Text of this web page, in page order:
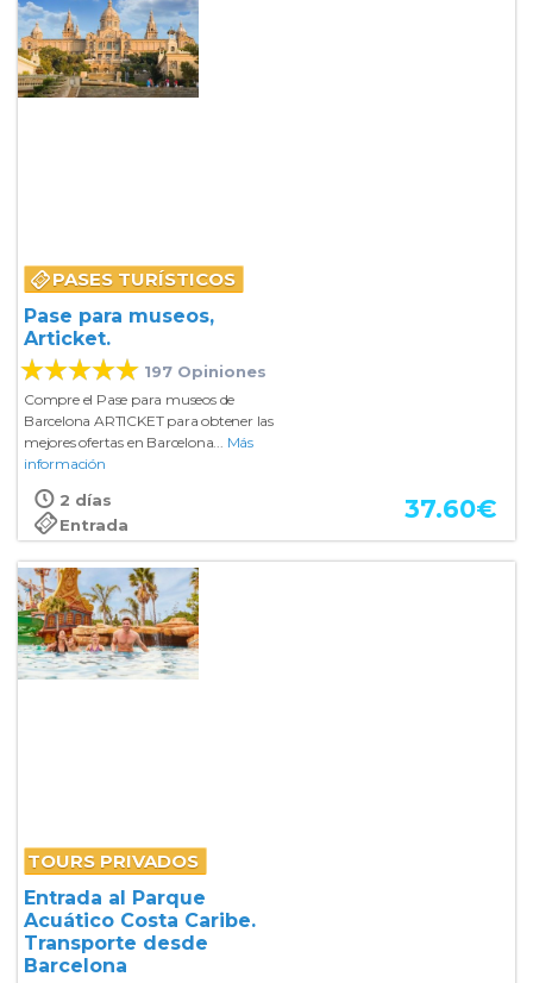
PASES TURÍSTICOS
Pase para museos,
Articket.
197 Opiniones
Compre el Pase para museos de
Barcelona ARTICKET para obtener las
mejores ofertas en Barcelona... Más
información
2 días
Entrada
37.60€
TOURS PRIVADOS
Entrada al Parque
Acuático Costa Caribe.
Transporte desde
Barcelona